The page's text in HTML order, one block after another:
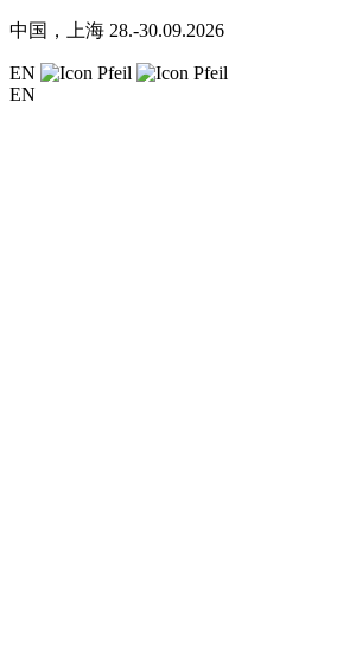
中国，上海 28.-30.09.2026
EN
EN